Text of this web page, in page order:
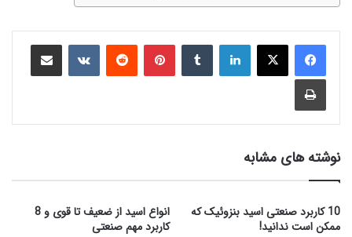
نوشته های مشابه
10 کاربرد صنعتی اسید بنزوئیک که
ممکن است ندانید!
انواع اسید از ضعیف تا قوی و 8
کاربرد مهم صنعتی